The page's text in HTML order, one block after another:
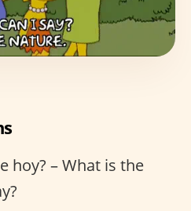
hoy? – What is the